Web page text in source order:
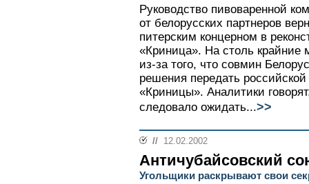
Руководство пивоваренной
от белорусских партнеров
питерским концерном в
«Криница». На столь крайние
из-за того, что совмин
решения передать
«Криницы». Аналитики
следовало ожидать...>>
// 12.02.2002
Античубайсовский
Угольщики раскрывают свои